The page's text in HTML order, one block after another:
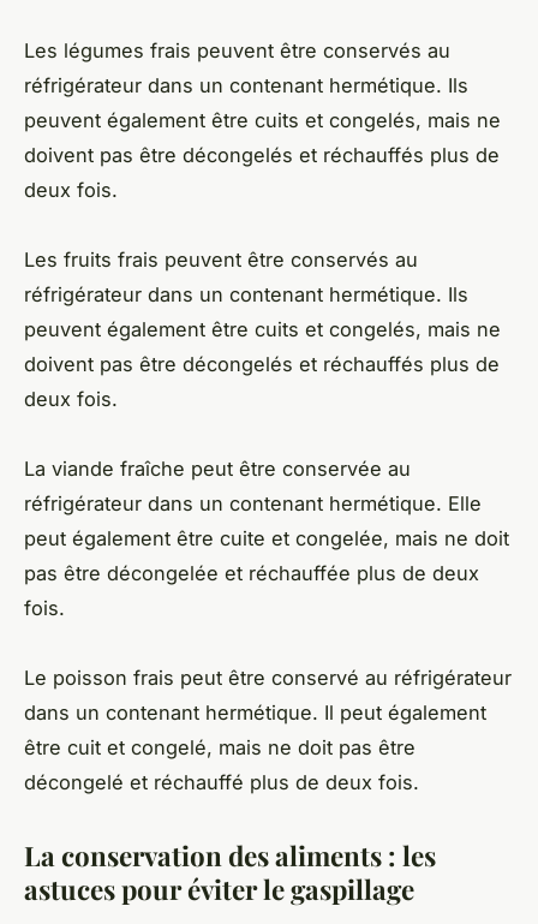
Les légumes frais peuvent être conservés au
réfrigérateur dans un contenant hermétique. Ils
peuvent également être cuits et congelés, mais ne
doivent pas être décongelés et réchauffés plus de
deux fois.
Les fruits frais peuvent être conservés au
réfrigérateur dans un contenant hermétique. Ils
peuvent également être cuits et congelés, mais ne
doivent pas être décongelés et réchauffés plus de
deux fois.
La viande fraîche peut être conservée au
réfrigérateur dans un contenant hermétique. Elle
peut également être cuite et congelée, mais ne doit
pas être décongelée et réchauffée plus de deux
fois.
Le poisson frais peut être conservé au réfrigérateur
dans un contenant hermétique. Il peut également
être cuit et congelé, mais ne doit pas être
décongelé et réchauffé plus de deux fois.
La conservation des aliments : les
astuces pour éviter le gaspillage